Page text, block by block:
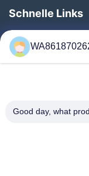
Schnelle Links
Zu Hause
Produkte
Werksbesichtigung
Good day, what